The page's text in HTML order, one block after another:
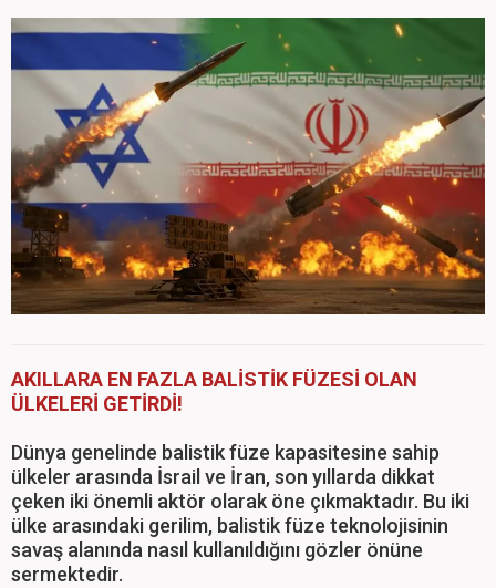
AKILLARA EN FAZLA BALİSTİK FÜZESİ OLAN
ÜLKELERİ GETİRDİ!
Dünya genelinde balistik füze kapasitesine sahip
ülkeler arasında İsrail ve İran, son yıllarda dikkat
çeken iki önemli aktör olarak öne çıkmaktadır. Bu iki
ülke arasındaki gerilim, balistik füze teknolojisinin
savaş alanında nasıl kullanıldığını gözler önüne
sermektedir.